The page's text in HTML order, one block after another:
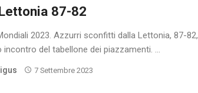
87-82
2023. Azzurri sconfitti dalla Lettonia, 87-82,
incontro del tabellone dei piazzamenti. ...
7 Settembre 2023